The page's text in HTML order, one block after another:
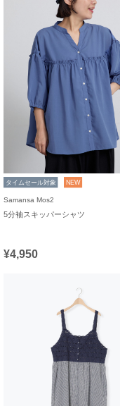
タイムセール対象 NEW
Samansa Mos2
5分袖スキッパーシャツ
¥4,950